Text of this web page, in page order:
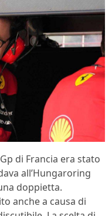
di Francia era stato
all’Hungaroring
doppietta.
anche a causa di